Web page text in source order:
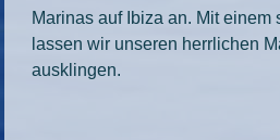
Marinas auf Ibiza an. Mit einem
lassen wir unseren herrlichen
ausklingen.